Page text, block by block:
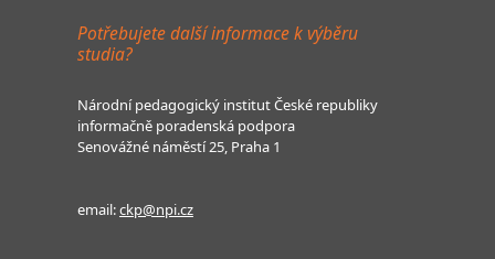
Potřebujete další informace k výběru
studia?
Národní pedagogický institut České republiky
informačně poradenská podpora
Senovážné náměstí 25, Praha 1
email:ckp@npi.cz